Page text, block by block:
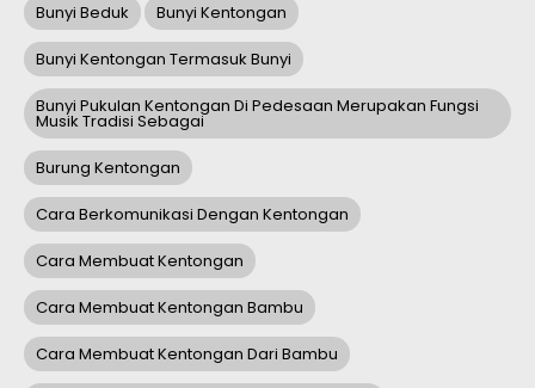
Bunyi Beduk Bunyi Kentongan
Bunyi Kentongan Termasuk Bunyi
Bunyi Pukulan Kentongan Di Pedesaan Merupakan Fungsi
Musik Tradisi Sebagai
Burung Kentongan
Cara Berkomunikasi Dengan Kentongan
Cara Membuat Kentongan
Cara Membuat Kentongan Bambu
Cara Membuat Kentongan Dari Bambu